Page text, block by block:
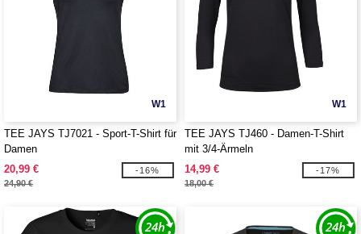
W1
TEE JAYS TJ7021 - Sport-T-Shirt für
Damen
20,99 €
24,90 €
-16%
W1
TEE JAYS TJ460 - Damen-T-Shirt
mit 3/4-Ärmeln
14,99 €
18,00 €
-17%